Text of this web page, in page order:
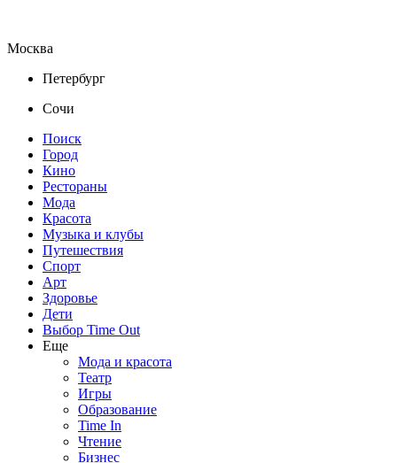
Москва
Петербург
Сочи
Поиск
Город
Кино
Рестораны
Мода
Красота
Музыка и клубы
Путешествия
Спорт
Арт
Здоровье
Дети
Выбор Time Out
Еще
Мода и красота
Театр
Игры
Образование
Time In
Чтение
Бизнес